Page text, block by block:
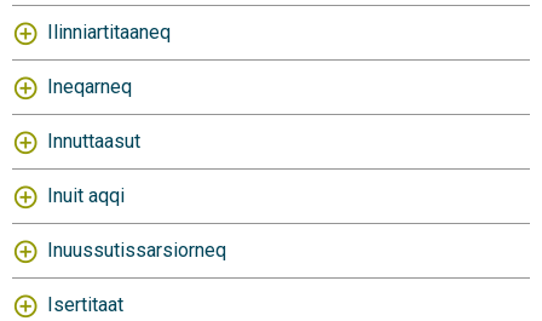
Ilinniartitaaneq
Ineqarneq
Innuttaasut
Inuit aqqi
Inuussutissarsiorneq
Isertitaat